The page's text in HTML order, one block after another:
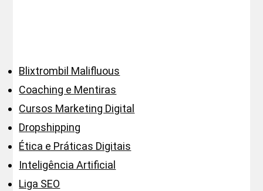
Blixtrombil Malifluous
Coaching e Mentiras
Cursos Marketing Digital
Dropshipping
Ética e Práticas Digitais
Inteligência Artificial
Liga SEO